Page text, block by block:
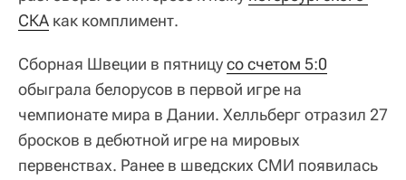
СКА как комплимент.
Сборная Швеции в пятницусо счетом 5:0
обыграла белорусов в первой игре на
чемпионате мира в Дании. Хелльберг отразил 27
бросков в дебютной игре на мировых
первенствах. Ранее в шведских СМИ появилась